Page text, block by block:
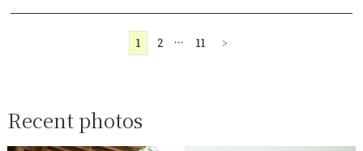
1 2 … 11 >
Recent photos